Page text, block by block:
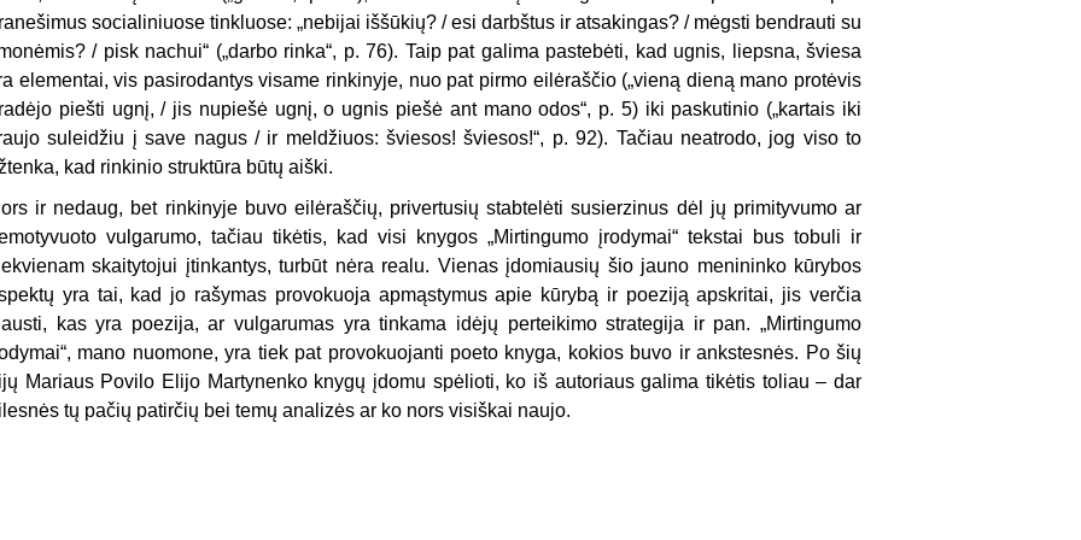
socialiniuose tinkluose: „nebijai iššūkių? / esi darbštus ir atsakingas? / mėgsti bendrauti su
/ pisk nachui“ („darbo rinka“, p. 76). Taip pat galima pastebėti, kad ugnis, liepsna, šviesa
elementai, vis pasirodantys visame rinkinyje, nuo pat pirmo eilėraščio („vieną dieną mano protėvis
piešti ugnį, / jis nupiešė ugnį, o ugnis piešė ant mano odos“, p. 5) iki paskutinio („kartais iki
suleidžiu į save nagus / ir meldžiuos: šviesos! šviesos!“, p. 92). Tačiau neatrodo, jog viso to
kad rinkinio struktūra būtų aiški.
ir nedaug, bet rinkinyje buvo eilėraščių, privertusių stabtelėti susierzinus dėl jų primityvumo ar
vulgarumo, tačiau tikėtis, kad visi knygos „Mirtingumo įrodymai“ tekstai bus tobuli ir
skaitytojui įtinkantys, turbūt nėra realu. Vienas įdomiausių šio jauno menininko kūrybos
yra tai, kad jo rašymas provokuoja apmąstymus apie kūrybą ir poeziją apskritai, jis verčia
kas yra poezija, ar vulgarumas yra tinkama idėjų perteikimo strategija ir pan. „Mirtingumo
mano nuomone, yra tiek pat provokuojanti poeto knyga, kokios buvo ir ankstesnės. Po šių
Mariaus Povilo Elijo Martynenko knygų įdomu spėlioti, ko iš autoriaus galima tikėtis toliau – dar
tų pačių patirčių bei temų analizės ar ko nors visiškai naujo.